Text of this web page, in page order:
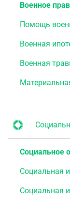
Военное
Помощь
Военная
Военная
Социальное
Социальная
Социальная